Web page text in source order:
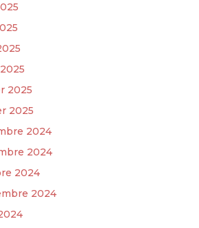
2025
2025
2024
2024
2024
2024